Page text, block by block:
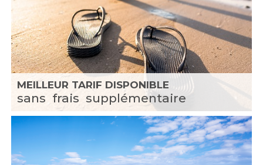
MEILLEUR TARIF DISPONIBLE
sans frais supplémentaire